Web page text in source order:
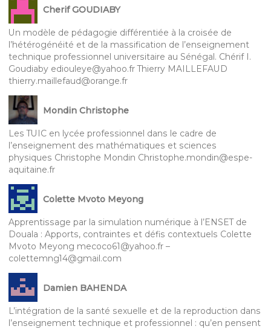
Cherif GOUDIABY
Un modèle de pédagogie différentiée à la croisée de
l’hétérogénéité et de la massification de l’enseignement
technique professionnel universitaire au Sénégal. Chérif I.
Goudiaby ediouleye@yahoo.fr Thierry MAILLEFAUD
thierry.maillefaud@orange.fr
Mondin Christophe
Les TUIC en lycée professionnel dans le cadre de
l’enseignement des mathématiques et sciences
physiques Christophe Mondin Christophe.mondin@espe-
aquitaine.fr
Colette Mvoto Meyong
Apprentissage par la simulation numérique à l’ENSET de
Douala : Apports, contraintes et défis contextuels Colette
Mvoto Meyong mecoco61@yahoo.fr –
colettemng14@gmail.com
Damien BAHENDA
L’intégration de la santé sexuelle et de la reproduction dans
l’enseignement technique et professionnel : qu’en pensent